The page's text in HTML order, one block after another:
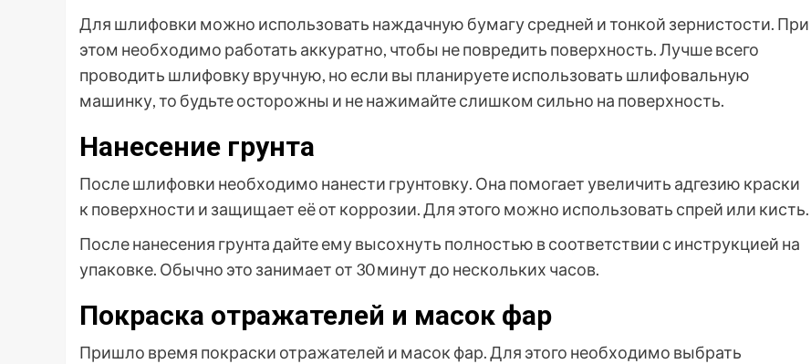
Для шлифовки можно использовать наждачную бумагу средней и тонкой зернистости. При
этом необходимо работать аккуратно, чтобы не повредить поверхность. Лучше всего
проводить шлифовку вручную, но если вы планируете использовать шлифовальную
машинку, то будьте осторожны и не нажимайте слишком сильно на поверхность.
Нанесение грунта
После шлифовки необходимо нанести грунтовку. Она помогает увеличить адгезию краски
к поверхности и защищает её от коррозии. Для этого можно использовать спрей или кисть.
После нанесения грунта дайте ему высохнуть полностью в соответствии с инструкцией на
упаковке. Обычно это занимает от 30 минут до нескольких часов.
Покраска отражателей и масок фар
Пришло время покраски отражателей и масок фар. Для этого необходимо выбрать